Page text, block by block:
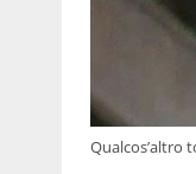
Qualcos’altro